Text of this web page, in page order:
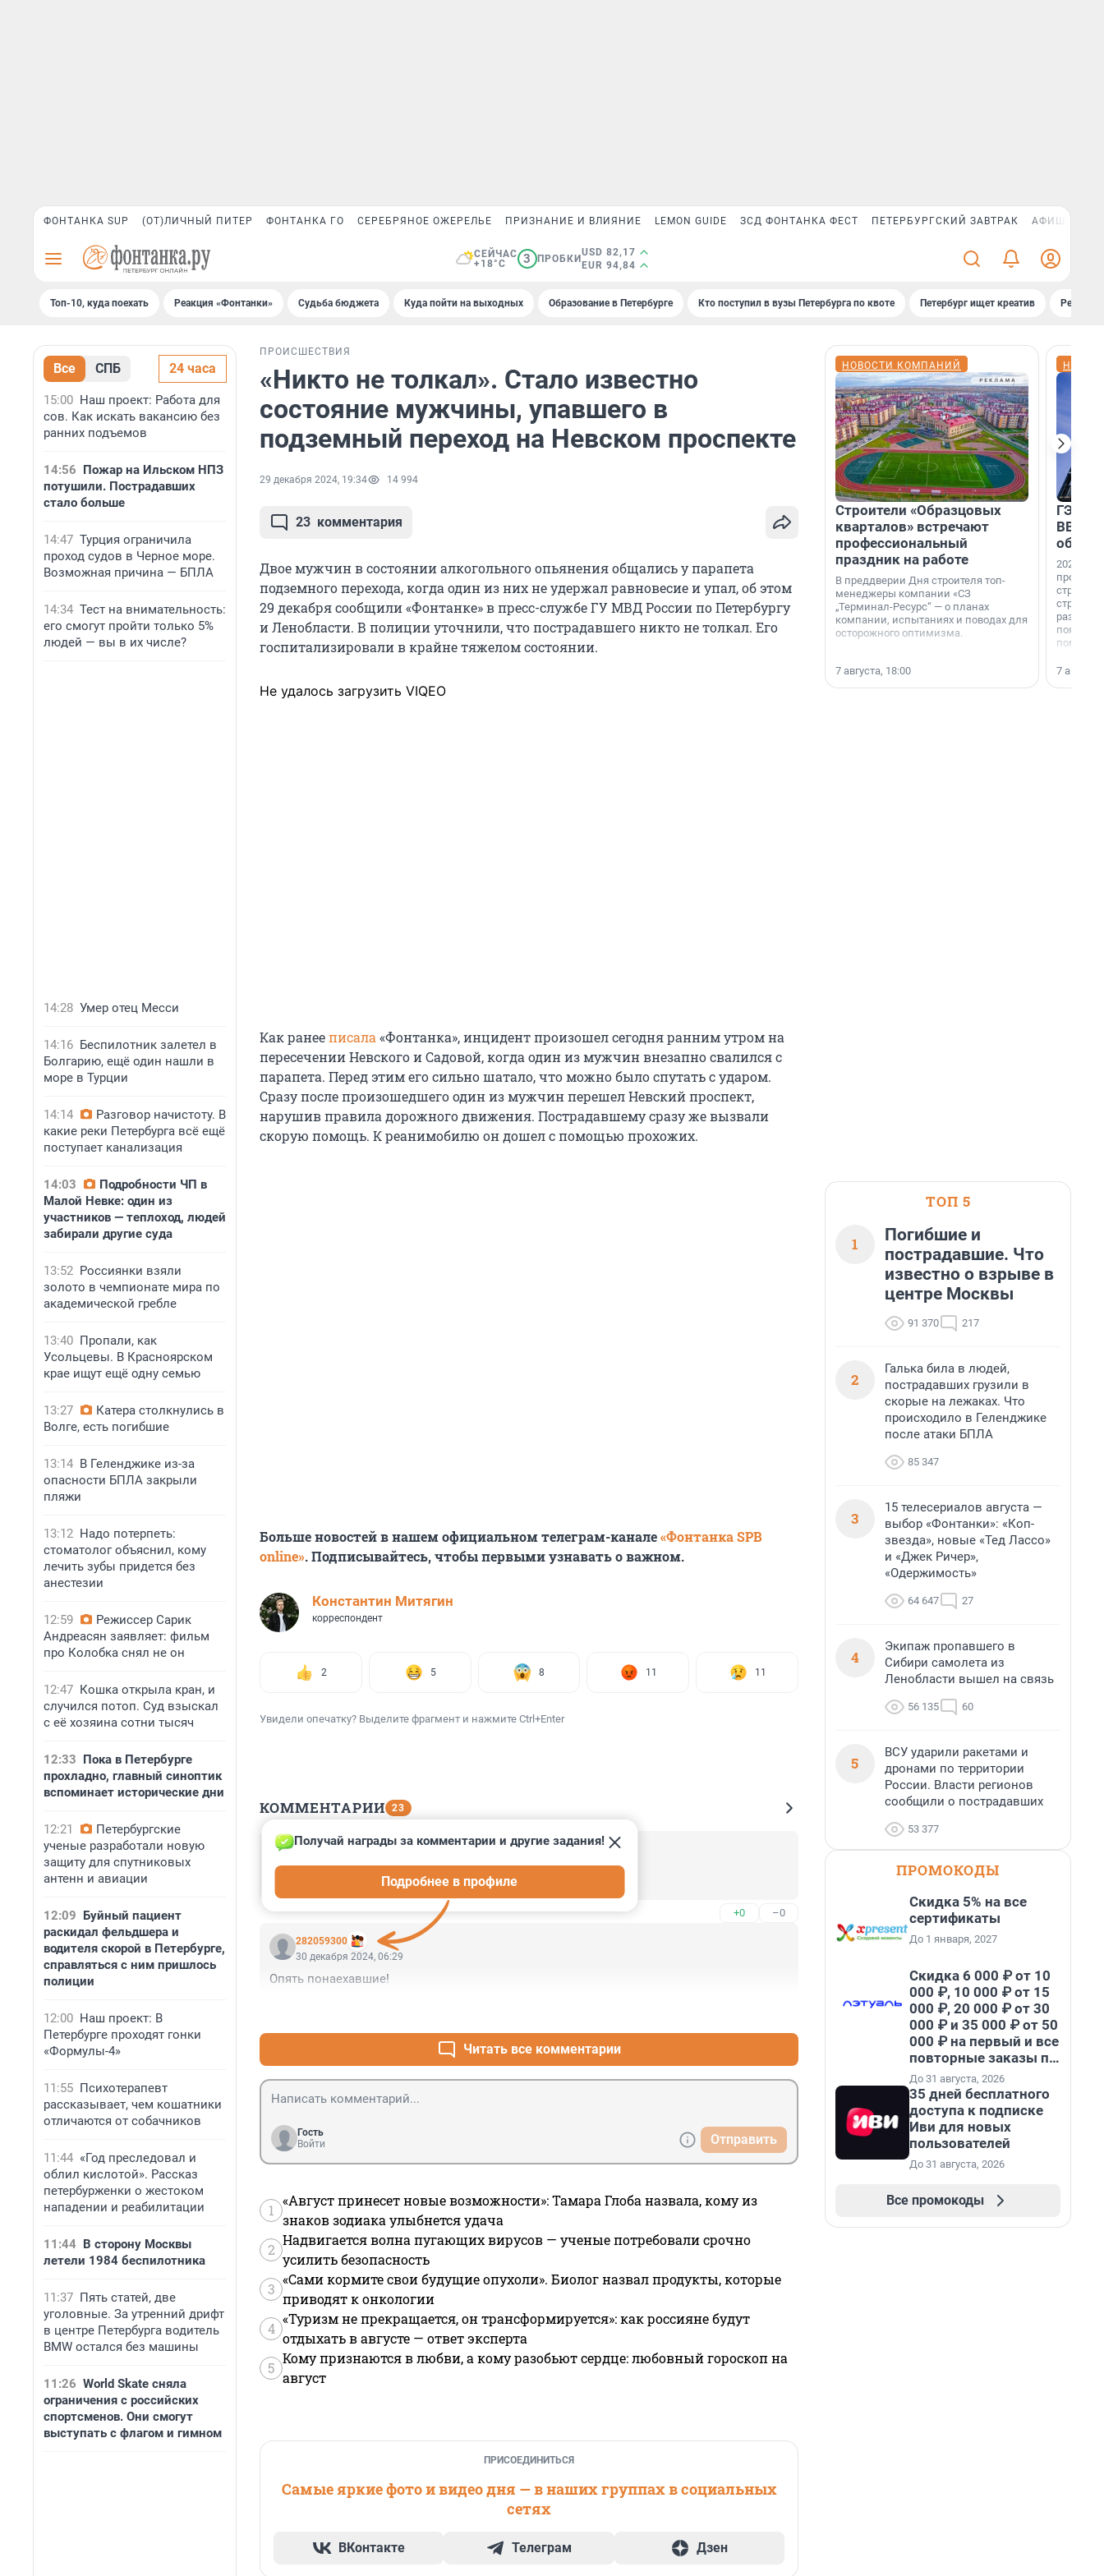
ФОНТАНКА SUP (ОТ)ЛИЧНЫЙ ПИТЕР ФОНТАНКА ГО СЕРЕБРЯНОЕ ОЖЕРЕЛЬЕ ПРИЗНАНИЕ И ВЛИЯНИЕ LEMON GUIDE ЗСД ФОНТАНКА ФЕСТ ПЕТЕРБУРГСКИЙ ЗАВТРАК АФИША PLUS
СЕЙЧАС
+18°C
3 ПРОБКИ
USD 82,17
EUR 94,84
Топ-10, куда поехать Реакция «Фонтанки» Судьба бюджета Куда пойти на выходных Образование в Петербурге Кто поступил в вузы Петербурга по квоте Петербург ищет креатив
Все СПБ 24 часа
15:00 Наш проект: Работа для
сов. Как искать вакансию без
ранних подъемов
14:56 Пожар на Ильском НПЗ
потушили. Пострадавших
стало больше
14:47 Турция ограничила
проход судов в Черное море.
Возможная причина — БПЛА
14:34 Тест на внимательность:
его смогут пройти только 5%
людей — вы в их числе?
14:28 Умер отец Месси
14:16 Беспилотник залетел в
Болгарию, ещё один нашли в
море в Турции
14:14
Разговор начистоту. В
какие реки Петербурга всё ещё
поступает канализация
14:03
Подробности ЧП в
Малой Невке: один из
участников — теплоход, людей
забирали другие суда
13:52 Россиянки взяли
золото в чемпионате мира по
академической гребле
13:40 Пропали, как
Усольцевы. В Красноярском
крае ищут ещё одну семью
13:27
Катера столкнулись в
Волге, есть погибшие
13:14 В Геленджике из-за
опасности БПЛА закрыли
пляжи
13:12 Надо потерпеть:
стоматолог объяснил, кому
лечить зубы придется без
анестезии
12:59
Режиссер Сарик
Андреасян заявляет: фильм
про Колобка снял не он
12:47 Кошка открыла кран, и
случился потоп. Суд взыскал
с её хозяина сотни тысяч
12:33 Пока в Петербурге
прохладно, главный синоптик
вспоминает исторические дни
12:21
Петербургские
ученые разработали новую
защиту для спутниковых
антенн и авиации
12:09 Буйный пациент
раскидал фельдшера и
водителя скорой в Петербурге,
справляться с ним пришлось
полиции
12:00 Наш проект: В
Петербурге проходят гонки
«Формулы-4»
11:55 Психотерапевт
рассказывает, чем кошатники
отличаются от собачников
11:44 «Год преследовал и
облил кислотой». Рассказ
петербурженки о жестоком
нападении и реабилитации
11:44 В сторону Москвы
летели 1984 беспилотника
11:37 Пять статей, две
уголовные. За утренний дрифт
в центре Петербурга водитель
BMW остался без машины
11:26 World Skate сняла
ограничения с российских
спортсменов. Они смогут
выступать с флагом и гимном
ПРОИСШЕСТВИЯ
«Никто не толкал». Стало известно
состояние мужчины, упавшего в
подземный переход на Невском проспекте
29 декабря 2024, 19:34 14 994
23 комментария
Двое мужчин в состоянии алкогольного опьянения общались у парапета
подземного перехода, когда один из них не удержал равновесие и упал, об этом
29 декабря сообщили «Фонтанке» в пресс-службе ГУ МВД России по Петербургу
и Ленобласти. В полиции уточнили, что пострадавшего никто не толкал. Его
госпитализировали в крайне тяжелом состоянии.
Не удалось загрузить VIQEO
Как ранееписала «Фонтанка», инцидент произошел сегодня ранним утром на
пересечении Невского и Садовой, когда один из мужчин внезапно свалился с
парапета. Перед этим его сильно шатало, что можно было спутать с ударом.
Сразу после произошедшего один из мужчин перешел Невский проспект,
нарушив правила дорожного движения. Пострадавшему сразу же вызвали
скорую помощь. К реанимобилю он дошел с помощью прохожих.
Больше новостей в нашем официальном телеграм-канале«Фонтанка SPB
online». Подписывайтесь, чтобы первыми узнавать о важном.
Константин Митягин
корреспондент
2 5 8 11 11
Увидели опечатку? Выделите фрагмент и нажмите Ctrl+Enter
КОММЕНТАРИИ 23
Гость
Зачем камер понатыкали?
+0 –0
282059300
Получай награды за комментарии и другие задания!
Подробнее в профиле
30 декабря 2024, 06:29
Опять понаехавшие!
Читать все комментарии
Гость
Войти
Отправить
1
«Август принесет новые возможности»: Тамара Глоба назвала, кому из
знаков зодиака улыбнется удача
2
Надвигается волна пугающих вирусов — ученые потребовали срочно
усилить безопасность
3
«Сами кормите свои будущие опухоли». Биолог назвал продукты, которые
приводят к онкологии
4
«Туризм не прекращается, он трансформируется»: как россияне будут
отдыхать в августе — ответ эксперта
5
Кому признаются в любви, а кому разобьют сердце: любовный гороскоп на
август
ПРИСОЕДИНИТЬСЯ
Самые яркие фото и видео дня — в наших группах в социальных
сетях
ВКонтакте Телеграм Дзен
НОВОСТИ КОМПАНИЙ
Строители «Образцовых
кварталов» встречают
профессиональный
праздник на работе
В преддверии Дня строителя топ-
менеджеры компании «СЗ
„Терминал-Ресурс“ — о планах
компании, испытаниях и поводах для
осторожного оптимизма.
7 августа, 18:00
ГЭС,
ВВП: в
об
2026-й —
раз. В
7
ТОП 5
1
Погибшие и
пострадавшие. Что
известно о взрыве в
центре Москвы
91 370 217
2
Галька била в людей,
пострадавших грузили в
скорые на лежаках. Что
происходило в Геленджике
после атаки БПЛА
85 347
3
15 телесериалов августа —
выбор «Фонтанки»: «Коп-
звезда», новые «Тед Лассо»
и «Джек Ричер»,
«Одержимость»
64 647 27
4
Экипаж пропавшего в
Сибири самолета из
Ленобласти вышел на связь
56 135 60
5
ВСУ ударили ракетами и
дронами по территории
России. Власти регионов
сообщили о пострадавших
53 377
ПРОМОКОДЫ
Скидка 5% на все
сертификаты
До 1 января, 2027
Скидка 6 000 ₽ от 10
000 ₽, 10 000 ₽ от 15
000 ₽, 20 000 ₽ от 30
000 ₽ и 35 000 ₽ от 50
000 ₽ на первый и все
повторные заказы по
промокоду НАБЕРИ
До 31 августа, 2026
35 дней бесплатного
доступа к подписке
Иви для новых
пользователей
До 31 августа, 2026
Все промокоды